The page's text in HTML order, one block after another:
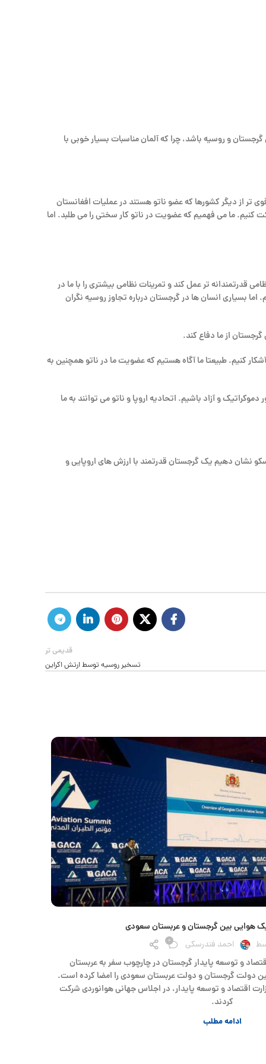
و روسیه باشد، چرا که آلمان مناسبات بسیار خوبی با
تر از دیگر کشورها که عضو ناتو هستند در عملیات افغانستان
در افغانستان شرکت کنیم. ما می فهمیم که عضویت در ناتو کار سختی را می طلبد. اما
قدرتمندانه تر عمل کند و تمرینات نظامی بیشتری را با ما در
بسیاری انسان ها در گرجستان درباره تجاوز روسیه نگران
از ما دفاع کند.
کنیم. طبیعتا ما آگاه هستیم که عضویت ما در ناتو همچنین به
و آزاد باشیم. اتحادیه اروپا و ناتو می توانند به ما
نشان دهیم یک گرجستان قدرتمند با ارزش های اروپایی و
قدیمی تر
تسخیر روسیه توسط ارتش اکراین
هوایی بین گرجستان و عربستان سعودی
احمد فندرسکی 0
و توسعه پایدار گرجستان در چارچوب سفر به عربستان
دولت گرجستان و دولت عربستان سعودی را امضا کرده است.
اقتصاد و توسعه پایدار، در اجلاس جهانی هوانوردی شرکت
کردند.
ادامه مطلب